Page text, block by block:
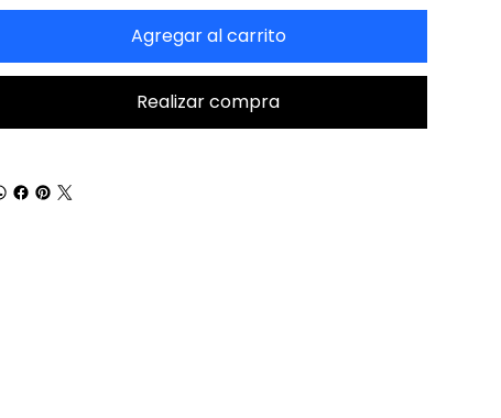
Agregar al carrito
Realizar compra